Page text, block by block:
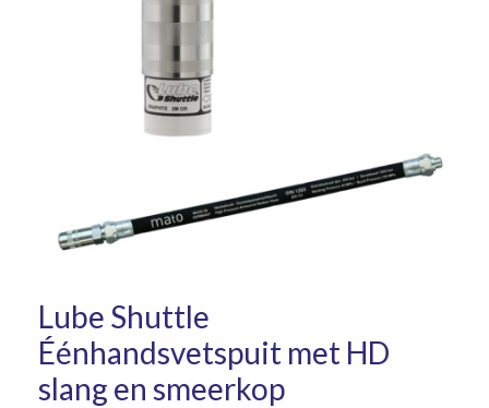
Lube Shuttle
Éénhandsvetspuit met HD
slang en smeerkop